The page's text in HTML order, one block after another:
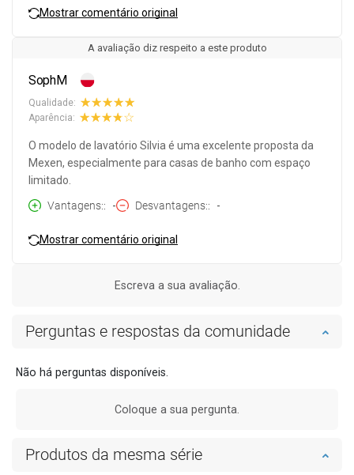
Mostrar comentário original
A avaliação diz respeito a este produto
SophM
Qualidade:
Aparência:
O modelo de lavatório Silvia é uma excelente proposta da
Mexen, especialmente para casas de banho com espaço
limitado.
Vantagens:
- Desvantagens: -
Mostrar comentário original
Escreva a sua avaliação.
Perguntas e respostas da comunidade
Não há perguntas disponíveis.
Coloque a sua pergunta.
Produtos da mesma série